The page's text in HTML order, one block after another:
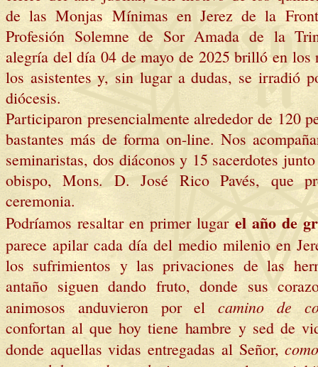
de las Monjas Mínimas en Jerez de la
Profesión Solemne de Sor Amada de la
alegría del día 04 de mayo de 2025 brilló en los
los asistentes y, sin lugar a dudas, se irradió
diócesis.
Participaron presencialmente alrededor de 120
bastantes más de forma on-line. Nos
seminaristas, dos diáconos y 15 sacerdotes
obispo, Mons. D. José Rico Pavés, que
ceremonia.
Podríamos resaltar en primer lugar el año de
parece apilar cada día del medio milenio en
los sufrimientos y las privaciones de las
antaño siguen dando fruto, donde sus
animosos anduvieron por elcamino de
confortan al que hoy tiene hambre y sed de
donde aquellas vidas entregadas al Señor,